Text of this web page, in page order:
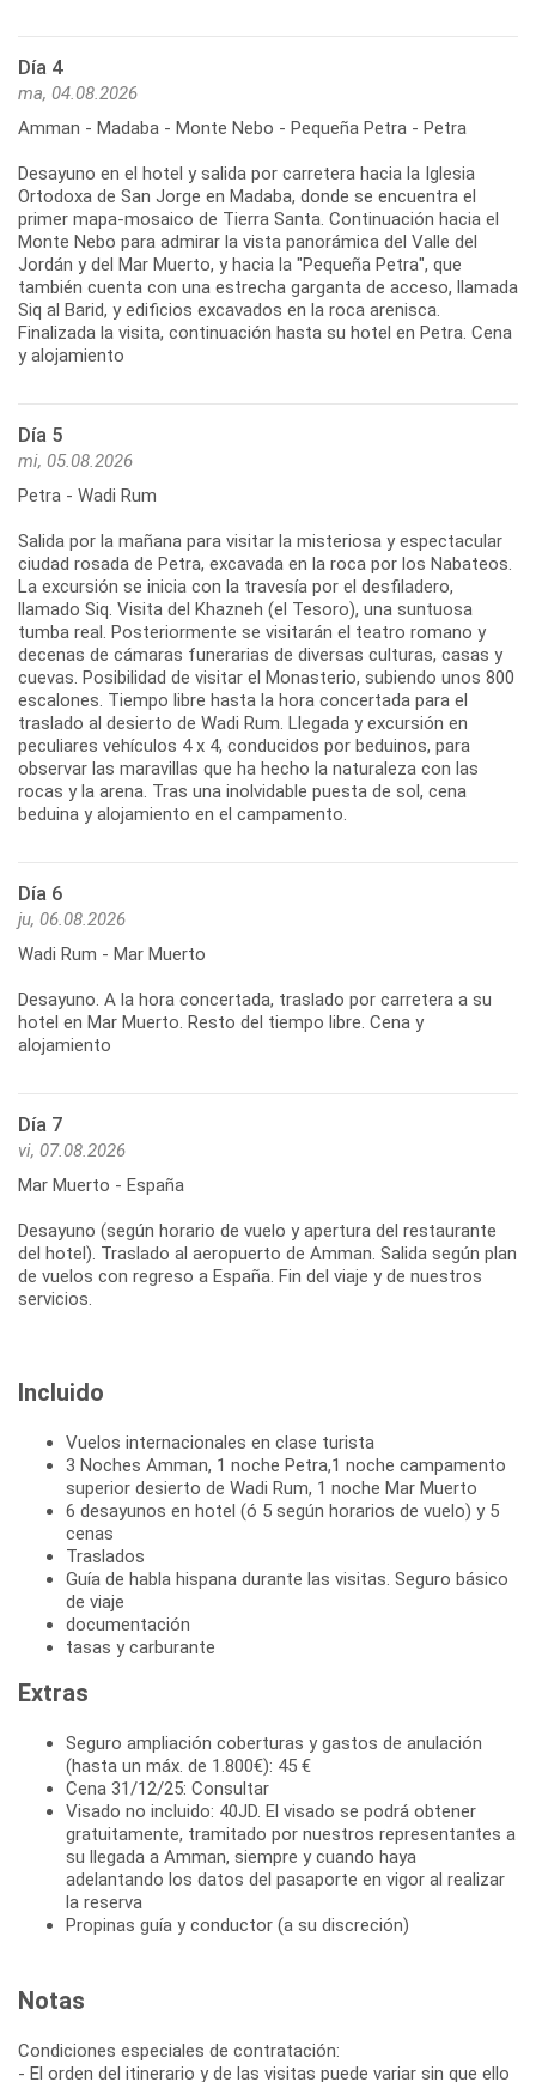
Día 4
ma, 04.08.2026
Amman - Madaba - Monte Nebo - Pequeña Petra - Petra
Desayuno en el hotel y salida por carretera hacia la Iglesia
Ortodoxa de San Jorge en Madaba, donde se encuentra el
primer mapa-mosaico de Tierra Santa. Continuación hacia el
Monte Nebo para admirar la vista panorámica del Valle del
Jordán y del Mar Muerto, y hacia la "Pequeña Petra", que
también cuenta con una estrecha garganta de acceso, llamada
Siq al Barid, y edificios excavados en la roca arenisca.
Finalizada la visita, continuación hasta su hotel en Petra. Cena
y alojamiento
Día 5
mi, 05.08.2026
Petra - Wadi Rum
Salida por la mañana para visitar la misteriosa y espectacular
ciudad rosada de Petra, excavada en la roca por los Nabateos.
La excursión se inicia con la travesía por el desfiladero,
llamado Siq. Visita del Khazneh (el Tesoro), una suntuosa
tumba real. Posteriormente se visitarán el teatro romano y
decenas de cámaras funerarias de diversas culturas, casas y
cuevas. Posibilidad de visitar el Monasterio, subiendo unos 800
escalones. Tiempo libre hasta la hora concertada para el
traslado al desierto de Wadi Rum. Llegada y excursión en
peculiares vehículos 4 x 4, conducidos por beduinos, para
observar las maravillas que ha hecho la naturaleza con las
rocas y la arena. Tras una inolvidable puesta de sol, cena
beduina y alojamiento en el campamento.
Día 6
ju, 06.08.2026
Wadi Rum - Mar Muerto
Desayuno. A la hora concertada, traslado por carretera a su
hotel en Mar Muerto. Resto del tiempo libre. Cena y
alojamiento
Día 7
vi, 07.08.2026
Mar Muerto - España
Desayuno (según horario de vuelo y apertura del restaurante
del hotel). Traslado al aeropuerto de Amman. Salida según plan
de vuelos con regreso a España. Fin del viaje y de nuestros
servicios.
Incluido
Vuelos internacionales en clase turista
3 Noches Amman, 1 noche Petra,1 noche campamento
superior desierto de Wadi Rum, 1 noche Mar Muerto
6 desayunos en hotel (ó 5 según horarios de vuelo) y 5
cenas
Traslados
Guía de habla hispana durante las visitas. Seguro básico
de viaje
documentación
tasas y carburante
Extras
Seguro ampliación coberturas y gastos de anulación
(hasta un máx. de 1.800€): 45 €
Cena 31/12/25: Consultar
Visado no incluido: 40JD. El visado se podrá obtener
gratuitamente, tramitado por nuestros representantes a
su llegada a Amman, siempre y cuando haya
adelantando los datos del pasaporte en vigor al realizar
la reserva
Propinas guía y conductor (a su discreción)
Notas
Condiciones especiales de contratación:
- El orden del itinerario y de las visitas puede variar sin que ello